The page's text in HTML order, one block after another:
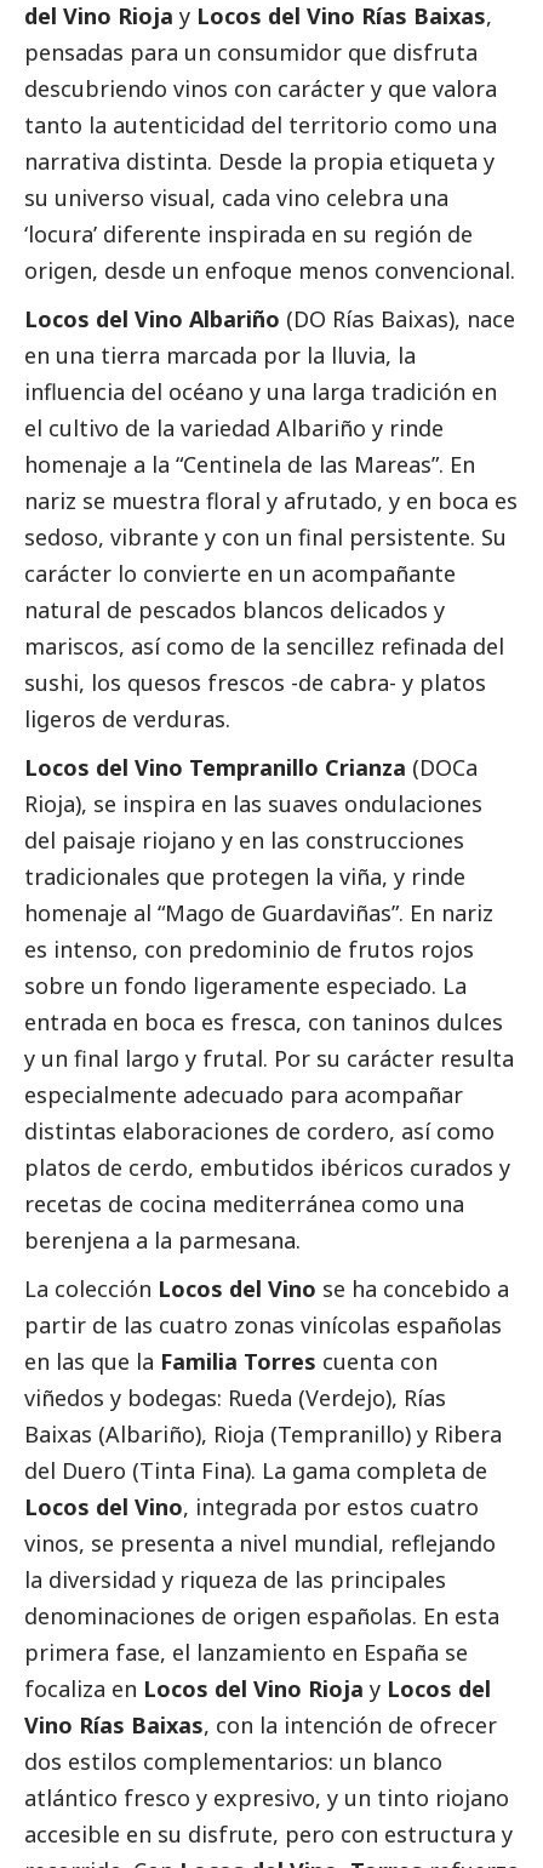
del Vino Rioja y Locos del Vino Rías Baixas,
pensadas para un consumidor que disfruta
descubriendo vinos con carácter y que valora
tanto la autenticidad del territorio como una
narrativa distinta. Desde la propia etiqueta y
su universo visual, cada vino celebra una
‘locura’ diferente inspirada en su región de
origen, desde un enfoque menos convencional.
Locos del Vino Albariño (DO Rías Baixas), nace
en una tierra marcada por la lluvia, la
influencia del océano y una larga tradición en
el cultivo de la variedad Albariño y rinde
homenaje a la “Centinela de las Mareas”. En
nariz se muestra floral y afrutado, y en boca es
sedoso, vibrante y con un final persistente. Su
carácter lo convierte en un acompañante
natural de pescados blancos delicados y
mariscos, así como de la sencillez refinada del
sushi, los quesos frescos -de cabra- y platos
ligeros de verduras.
Locos del Vino Tempranillo Crianza (DOCa
Rioja), se inspira en las suaves ondulaciones
del paisaje riojano y en las construcciones
tradicionales que protegen la viña, y rinde
homenaje al “Mago de Guardaviñas”. En nariz
es intenso, con predominio de frutos rojos
sobre un fondo ligeramente especiado. La
entrada en boca es fresca, con taninos dulces
y un final largo y frutal. Por su carácter resulta
especialmente adecuado para acompañar
distintas elaboraciones de cordero, así como
platos de cerdo, embutidos ibéricos curados y
recetas de cocina mediterránea como una
berenjena a la parmesana.
La colección Locos del Vino se ha concebido a
partir de las cuatro zonas vinícolas españolas
en las que la Familia Torres cuenta con
viñedos y bodegas: Rueda (Verdejo), Rías
Baixas (Albariño), Rioja (Tempranillo) y Ribera
del Duero (Tinta Fina). La gama completa de
Locos del Vino, integrada por estos cuatro
vinos, se presenta a nivel mundial, reflejando
la diversidad y riqueza de las principales
denominaciones de origen españolas. En esta
primera fase, el lanzamiento en España se
focaliza en Locos del Vino Rioja y Locos del
Vino Rías Baixas, con la intención de ofrecer
dos estilos complementarios: un blanco
atlántico fresco y expresivo, y un tinto riojano
accesible en su disfrute, pero con estructura y